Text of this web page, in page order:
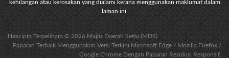
kehilangan atau kerosakan yang dialami kerana menggunakan maklumat dalam
laman ini.
Hakcipta Terpelihara © 2026 Majlis Daerah Setiu (MDS)
Paparan Terbaik Menggunakan Versi Terkini Microsoft Edge / Mozilla Firefox /
Google Chrome Dengan Paparan Resolusi Responsif.